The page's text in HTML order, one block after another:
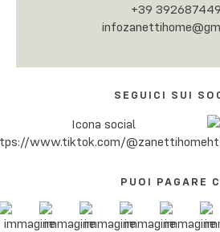
+39
SEGUICI SUI
PUOI PAGARE